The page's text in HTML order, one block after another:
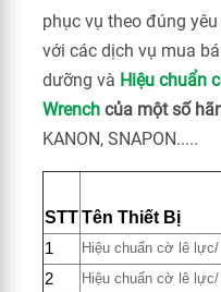
phục vụ theo đúng
với các dịch vụ mua
dưỡng và Hiệu chuẩn
Wrench của một số
KANON, SNAPON.....
STTTên Thiết Bị
1 Hiệu chuẩn cờ lê
2 Hiệu chuẩn cờ lê